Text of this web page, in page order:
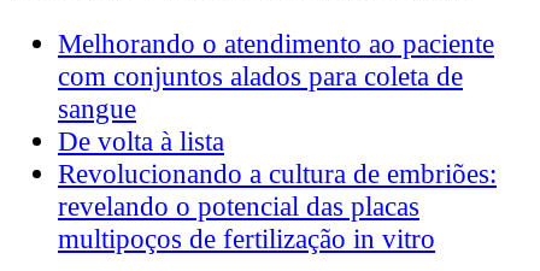
Melhorando o atendimento ao paciente
com conjuntos alados para coleta de
sangue
De volta à lista
Revolucionando a cultura de embriões:
revelando o potencial das placas
multipoços de fertilização in vitro